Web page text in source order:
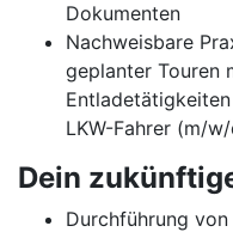
Dokumenten
Nachweisbare
geplanter Touren
LKW-Fahrer (m/
Dein
Durchführung